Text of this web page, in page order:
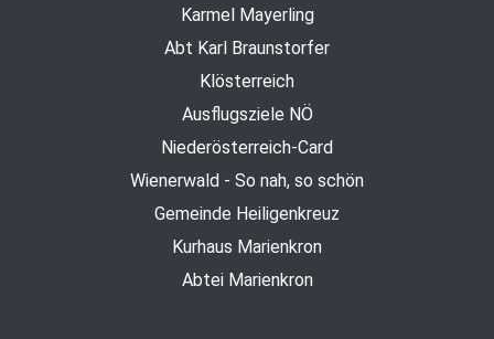
Karmel Mayerling
Abt Karl Braunstorfer
Klösterreich
Ausflugsziele NÖ
Niederösterreich-Card
Wienerwald - So nah, so schön
Gemeinde Heiligenkreuz
Kurhaus Marienkron
Abtei Marienkron